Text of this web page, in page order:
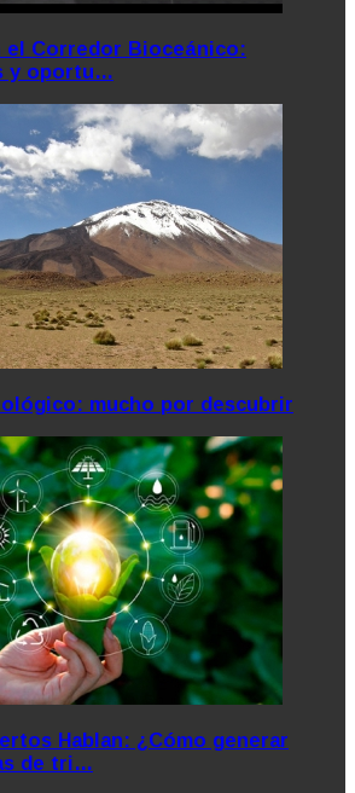
el Corredor Bioceánico:
y oportu…
mucho por descubrir
Hablan: ¿Cómo generar
de tri…